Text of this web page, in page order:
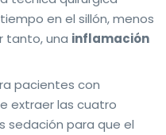
en el sillón, menos
tanto, una inflamación
pacientes con
extraer las cuatro
sedación para que el